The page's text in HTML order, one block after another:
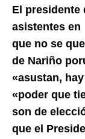
El presidente
asistentes
que no se
de Nariño
«asustan,
«poder que
son de
que el